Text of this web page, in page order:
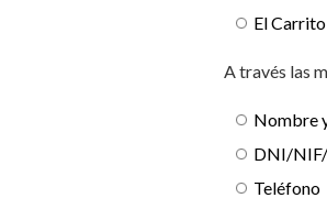
El
A través las
Nombre
DNI/
Teléfono